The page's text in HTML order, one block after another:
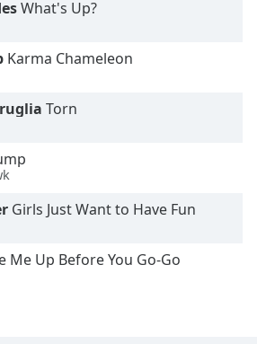
What's Up?
Karma Chameleon
Torn
Girls Just Want to Have Fun
Me Up Before You Go-Go